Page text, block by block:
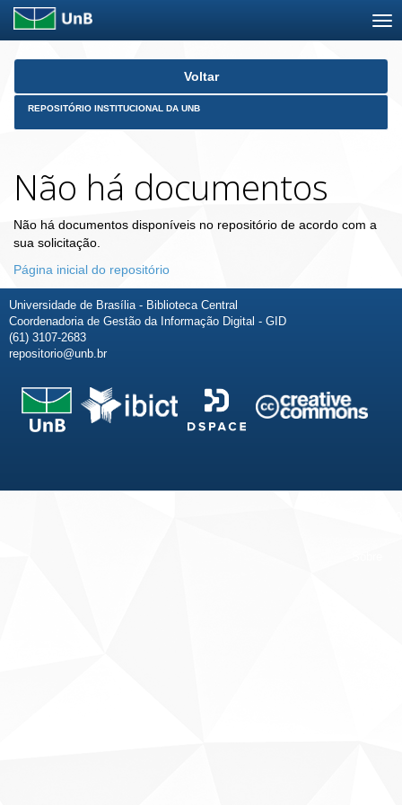
Skip
Voltar
REPOSITÓRIO INSTITUCIONAL DA UNB
Não há documentos
Não há documentos disponíveis no repositório de acordo com a
sua solicitação.
Página inicial do repositório
Universidade de Brasília - Biblioteca Central
Coordenadoria de Gestão da Informação Digital - GID
(61) 3107-2683
repositorio@unb.br